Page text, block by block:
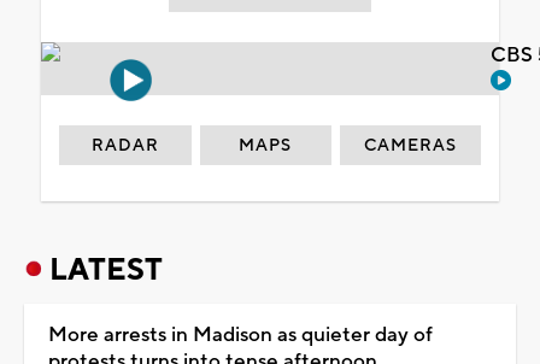
RADAR MAPS CAMERAS
LATEST
More arrests in Madison as quieter day of